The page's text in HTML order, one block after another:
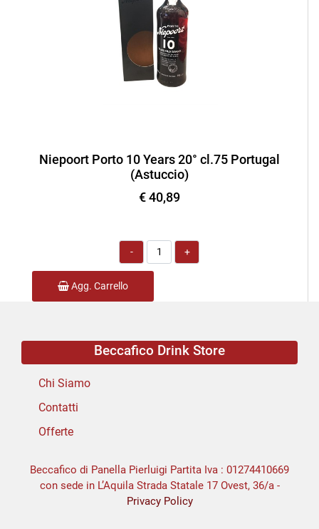
Niepoort Porto 10 Years 20° cl.75 Portugal
(Astuccio)
€ 40,89
Quantità
Agg. Carrello
Beccafico Drink Store
Chi Siamo
Contatti
Offerte
Beccafico di Panella Pierluigi Partita Iva : 01274410669
con sede in L’Aquila Strada Statale 17 Ovest, 36/a -
Privacy Policy